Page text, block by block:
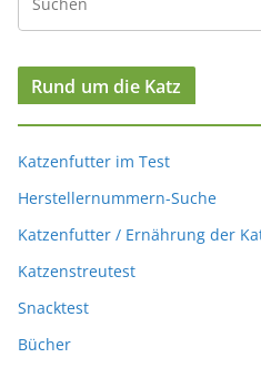
Rund um die Katz
Katzenfutter im Test
Herstellernummern-Suche
Katzenfutter / Ernährung der
Katzenstreutest
Snacktest
Bücher